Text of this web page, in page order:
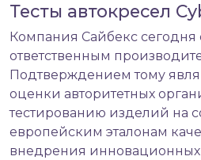
Тесты автокресел
Компания Сайбекс сегодня
ответственным
Подтверждением тому
оценки авторитетных
тестированию изделий на
европейским эталонам
внедрения инновационных